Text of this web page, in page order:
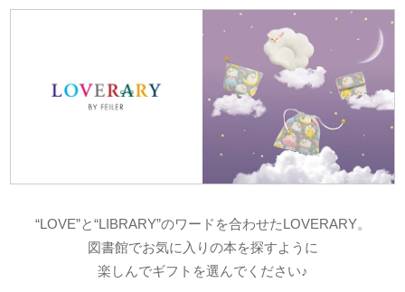
“LOVE”と“LIBRARY”のワードを合わせたLOVERARY。
図書館でお気に入りの本を探すように
楽しんでギフトを選んでください♪